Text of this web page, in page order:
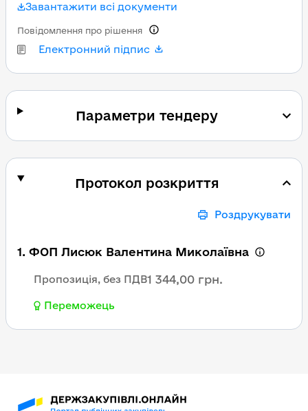
Завантажити всі документи
Електронний підпис
Повідомлення про рішення
Параметри тендеру
Протокол розкриття
Роздрукувати
1. ФОП Лисюк Валентина Миколаївна
Пропозиція, без ПДВ1 344,00 грн.
Переможець